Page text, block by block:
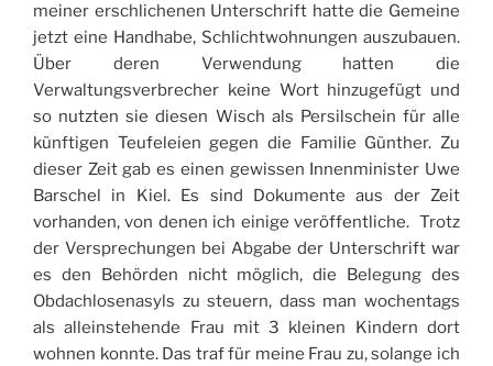
meiner erschlichenen Unterschrift hatte die Gemeine
jetzt eine Handhabe, Schlichtwohnungen auszubauen.
Über deren Verwendung hatten die
Verwaltungsverbrecher keine Wort hinzugefügt und
so nutzten sie diesen Wisch als Persilschein für alle
künftigen Teufeleien gegen die Familie Günther. Zu
dieser Zeit gab es einen gewissen Innenminister Uwe
Barschel in Kiel. Es sind Dokumente aus der Zeit
vorhanden, von denen ich einige veröffentliche. Trotz
der Versprechungen bei Abgabe der Unterschrift war
es den Behörden nicht möglich, die Belegung des
Obdachlosenasyls zu steuern, dass man wochentags
als alleinstehende Frau mit 3 kleinen Kindern dort
wohnen konnte. Das traf für meine Frau zu, solange ich